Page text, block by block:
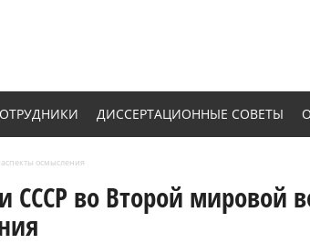
ДИССЕРТАЦИОННЫЕ СОВЕТЫ
осмысления
СССР во Второй мировой